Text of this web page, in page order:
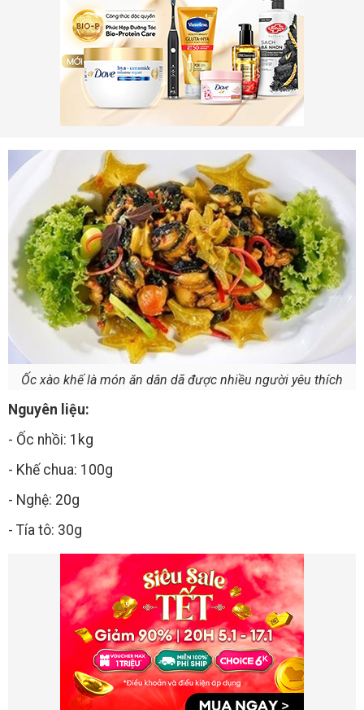
Ốc xào khế là món ăn dân dã được nhiều người yêu thích
Nguyên liệu:
- Ốc nhồi: 1kg
- Khế chua: 100g
- Nghệ: 20g
- Tía tô: 30g